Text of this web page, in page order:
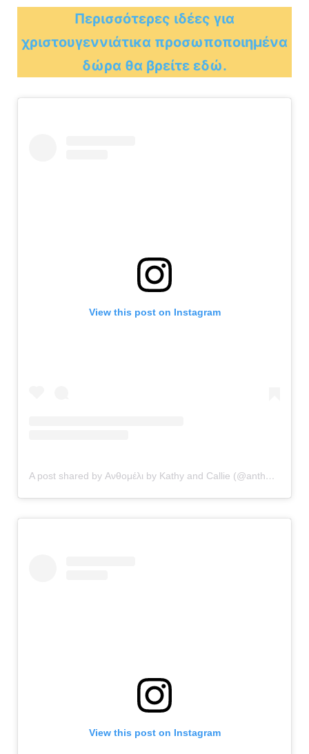
Περισσότερες ιδέες για
χριστουγεννιάτικα προσωποποιημένα
δώρα θα βρείτε εδώ.
View this post on Instagram
A post shared by Ανθομέλι by Kathy and Callie (@anthomeli)
View this post on Instagram